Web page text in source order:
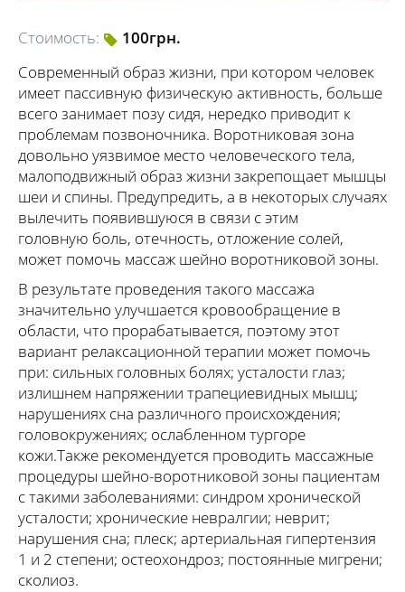
Стоимость:
100грн.
Современный образ жизни, при котором человек
имеет пассивную физическую активность, больше
всего занимает позу сидя, нередко приводит к
проблемам позвоночника. Воротниковая зона
довольно уязвимое место человеческого тела,
малоподвижный образ жизни закрепощает мышцы
шеи и спины. Предупредить, а в некоторых случаях
вылечить появившуюся в связи с этим
головную боль, отечность, отложение солей,
может помочь массаж шейно воротниковой зоны.
В результате проведения такого массажа
значительно улучшается кровообращение в
области, что прорабатывается, поэтому этот
вариант релаксационной терапии может помочь
при: сильных головных болях; усталости глаз;
излишнем напряжении трапециевидных мышц;
нарушениях сна различного происхождения;
головокружениях; ослабленном тургоре
кожи.Также рекомендуется проводить массажные
процедуры шейно-воротниковой зоны пациентам
с такими заболеваниями: синдром хронической
усталости; хронические невралгии; неврит;
нарушения сна; плеск; артериальная гипертензия
1 и 2 степени; остеохондроз; постоянные мигрени;
сколиоз.